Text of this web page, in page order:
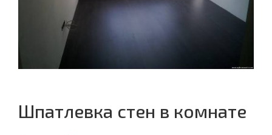
Шпатлевка стен в комнате